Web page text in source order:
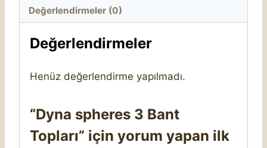
Değerlendirmeler (0)
Değerlendirmeler
Henüz değerlendirme yapılmadı.
“Dyna spheres 3 Bant
Topları” için yorum yapan ilk